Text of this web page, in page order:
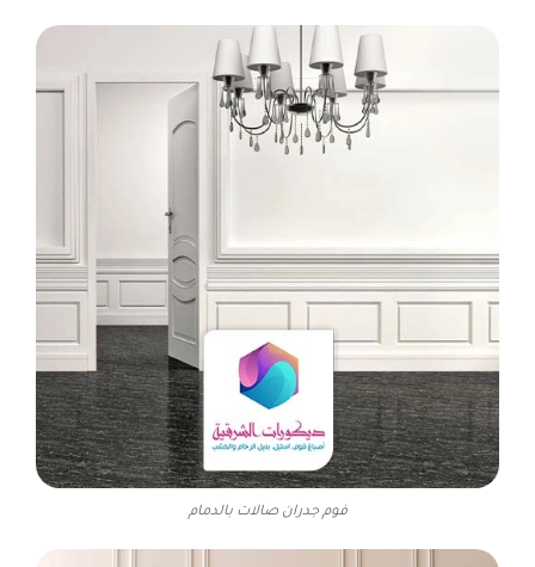
فوم جدران صالات بالدمام